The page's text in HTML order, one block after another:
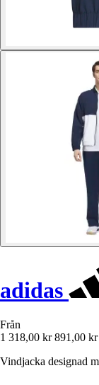
adidas
Från
1 318,00 kr 891,00 kr
Vindjacka designad